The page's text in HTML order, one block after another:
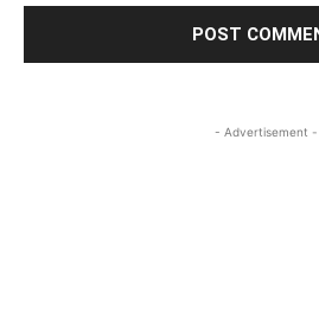
- Advertisement -